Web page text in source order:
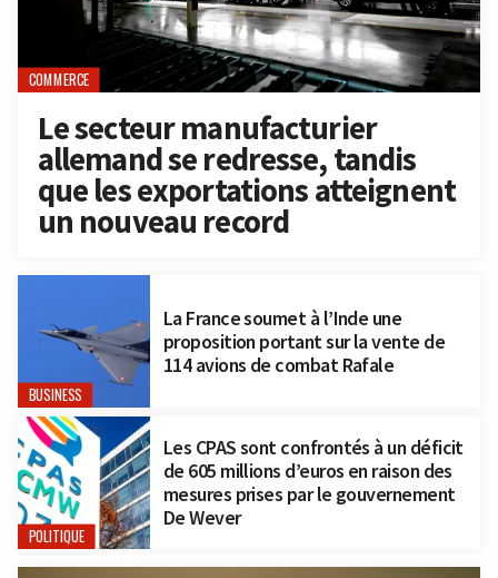
COMMERCE
Le secteur manufacturier
allemand se redresse, tandis
que les exportations atteignent
un nouveau record
BUSINESS
La France soumet à l’Inde une
proposition portant sur la vente de
114 avions de combat Rafale
POLITIQUE
Les CPAS sont confrontés à un déficit
de 605 millions d’euros en raison des
mesures prises par le gouvernement
De Wever